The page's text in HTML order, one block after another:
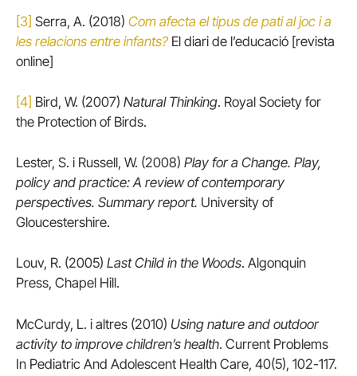
[3] Serra, A. (2018) Com afecta el tipus de pati al joc i a
les relacions entre infants?El diari de l’educació [revista
online]
[4] Bird, W. (2007) Natural Thinking. Royal Society for
the Protection of Birds.
Lester, S. i Russell, W. (2008) Play for a Change. Play,
policy and practice: A review of contemporary
perspectives. Summary report. University of
Gloucestershire.
Louv, R. (2005) Last Child in the Woods. Algonquin
Press, Chapel Hill.
McCurdy, L. i altres (2010) Using nature and outdoor
activity to improve children’s health. Current Problems
In Pediatric And Adolescent Health Care, 40(5), 102-117.